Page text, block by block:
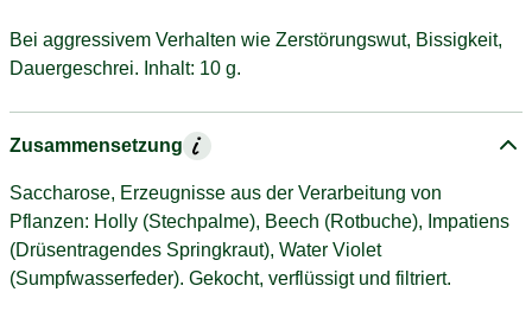
Bei aggressivem Verhalten wie Zerstörungswut, Bissigkeit,
Dauergeschrei. Inhalt: 10 g.
Zusammensetzung
Saccharose, Erzeugnisse aus der Verarbeitung von
Pflanzen: Holly (Stechpalme), Beech (Rotbuche), Impatiens
(Drüsentragendes Springkraut), Water Violet
(Sumpfwasserfeder). Gekocht, verflüssigt und filtriert.